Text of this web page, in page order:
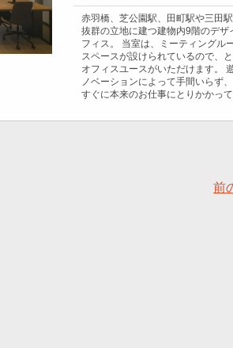
赤羽橋、芝公園駅、田町駅や三田
抜群の立地に建つ建物内9階のデザ
フィス。 当室は、ミーティングル
スペースが設けられているので、
オフィスユースがいただけます。
ノベーションによって手間いらず
すぐに本来のお仕事にとりかかって
前